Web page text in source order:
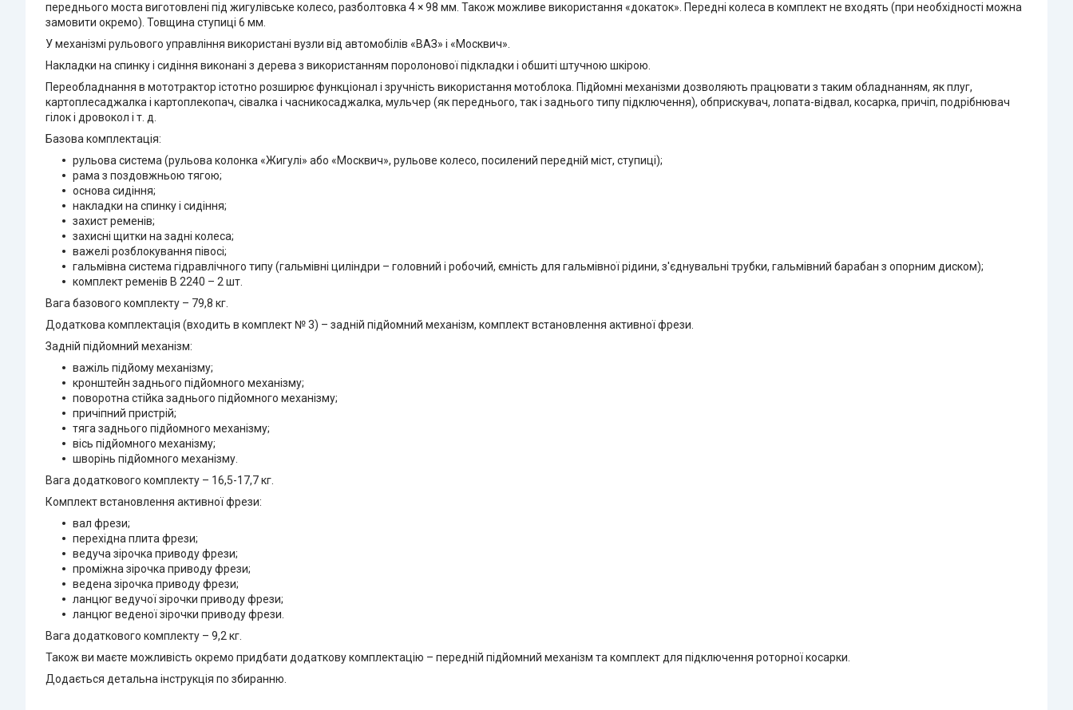
переднього моста виготовлені під жигулівське колесо, разболтовка 4 × 98 мм. Також можливе використання «докаток». Передні колеса в комплект не входять (при необхідності можна
замовити окремо). Товщина ступиці 6 мм.
У механізмі рульового управління використані вузли від автомобілів «ВАЗ» і «Москвич».
Накладки на спинку і сидіння виконані з дерева з використанням поролонової підкладки і обшиті штучною шкірою.
Переобладнання в мототрактор істотно розширює функціонал і зручність використання мотоблока. Підйомні механізми дозволяють працювати з таким обладнанням, як плуг,
картоплесаджалка і картоплекопач, сівалка і часникосаджалка, мульчер (як переднього, так і заднього типу підключення), обприскувач, лопата-відвал, косарка, причіп, подрібнювач
гілок і дровокол і т. д.
Базова комплектація:
рульова система (рульова колонка «Жигулі» або «Москвич», рульове колесо, посилений передній міст, ступиці);
рама з поздовжньою тягою;
основа сидіння;
накладки на спинку і сидіння;
захист ременів;
захисні щитки на задні колеса;
важелі розблокування півосі;
гальмівна система гідравлічного типу (гальмівні циліндри – головний і робочий, ємність для гальмівної рідини, з'єднувальні трубки, гальмівний барабан з опорним диском);
комплект ременів В 2240 – 2 шт.
Вага базового комплекту – 79,8 кг.
Додаткова комплектація (входить в комплект № 3) – задній підйомний механізм, комплект встановлення активної фрези.
Задній підйомний механізм:
важіль підйому механізму;
кронштейн заднього підйомного механізму;
поворотна стійка заднього підйомного механізму;
причіпний пристрій;
тяга заднього підйомного механізму;
вісь підйомного механізму;
шворінь підйомного механізму.
Вага додаткового комплекту – 16,5-17,7 кг.
Комплект встановлення активної фрези:
вал фрези;
перехідна плита фрези;
ведуча зірочка приводу фрези;
проміжна зірочка приводу фрези;
ведена зірочка приводу фрези;
ланцюг ведучої зірочки приводу фрези;
ланцюг веденої зірочки приводу фрези.
Вага додаткового комплекту – 9,2 кг.
Також ви маєте можливість окремо придбати додаткову комплектацію – передній підйомний механізм та комплект для підключення роторної косарки.
Додається детальна інструкція по збиранню.